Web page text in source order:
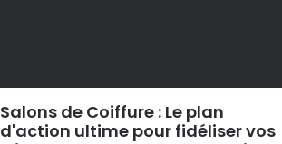
Salons de Coiffure : Le plan
d'action ultime pour fidéliser vos